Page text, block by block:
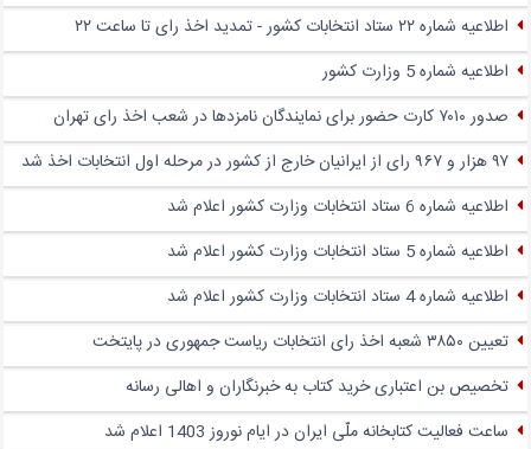
اطلاعیه شماره ۲۲ ستاد انتخابات کشور - تمدید اخذ رای تا ساعت ۲۲
اطلاعیه شماره 5 وزارت کشور
صدور ۷۰۱۰ کارت حضور برای نمایندگان نامزدها در شعب اخذ رای تهران
۹۷ هزار و ۹۶۷ رای از ایرانیان خارج از کشور در مرحله اول انتخابات اخذ شد
اطلاعیه شماره 6 ستاد انتخابات وزارت کشور اعلام شد
اطلاعیه شماره 5 ستاد انتخابات وزارت کشور اعلام شد
اطلاعیه شماره 4 ستاد انتخابات وزارت کشور اعلام شد
تعیین ۳۸۵۰ شعبه اخذ رای انتخابات ریاست جمهوری در پایتخت
تخصیص بن اعتباری خرید کتاب به خبرنگاران و اهالی رسانه
ساعت فعالیت کتابخانه ملّی ایران در ایام نوروز 1403 اعلام شد